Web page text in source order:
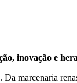
inovação e
marcenaria